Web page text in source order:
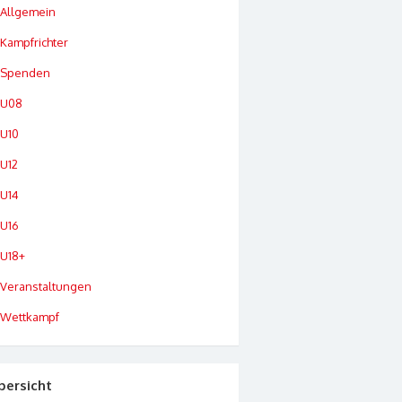
Allgemein
Kampfrichter
Spenden
U08
U10
U12
U14
U16
U18+
Veranstaltungen
Wettkampf